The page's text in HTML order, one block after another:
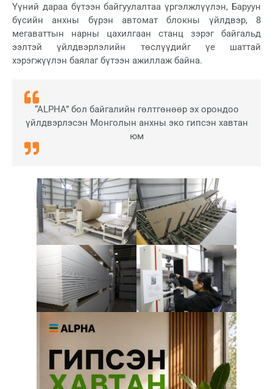
Үүний дараа бүтээн байгуулалтаа үргэлжлүүлэн, Баруун
бүсийн анхны бүрэн автомат блокны үйлдвэр, 8
мегаваттын нарны цахилгаан станц зэрэг байгальд
ээлтэй үйлдвэрлэлийн төслүүдийг үе шаттай
хэрэгжүүлэн баялаг бүтээн ажиллаж байна.
“ALPHA” бол байгалийн гөлтгөнөөр эх орондоо
үйлдвэрлэсэн Монголын анхны эко гипсэн хавтан
юм